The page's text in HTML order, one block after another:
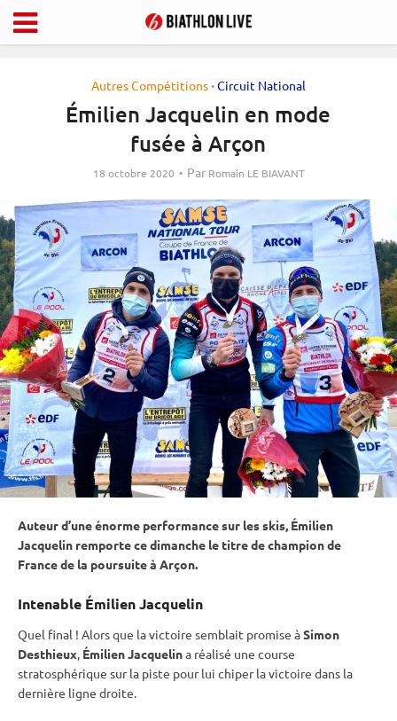
Autres Compétitions•Circuit National
Émilien Jacquelin en mode
fusée à Arçon
18 octobre 2020 Par Romain LE BIAVANT
Auteur d’une énorme performance sur les skis, Émilien
Jacquelin remporte ce dimanche le titre de champion de
France de la poursuiteà Arçon.
Intenable Émilien Jacquelin
Quel final ! Alors que la victoire semblait promise àSimon
Desthieux, Émilien Jacquelina réalisé une course
stratosphérique sur la piste pour lui chiper la victoire dans la
dernière ligne droite.